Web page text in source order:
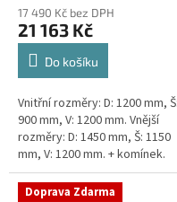
17 490 Kč bez DPH
21 163 Kč
Do košíku
Vnitřní rozměry: D: 1200 mm, Š:
900 mm, V: 1200 mm. Vnější
rozměry: D: 1450 mm, Š: 1150
mm, V: 1200 mm. + komínek.
Dvouplášťová vodoměrná
- do míst se spodní...
Doprava Zdarma